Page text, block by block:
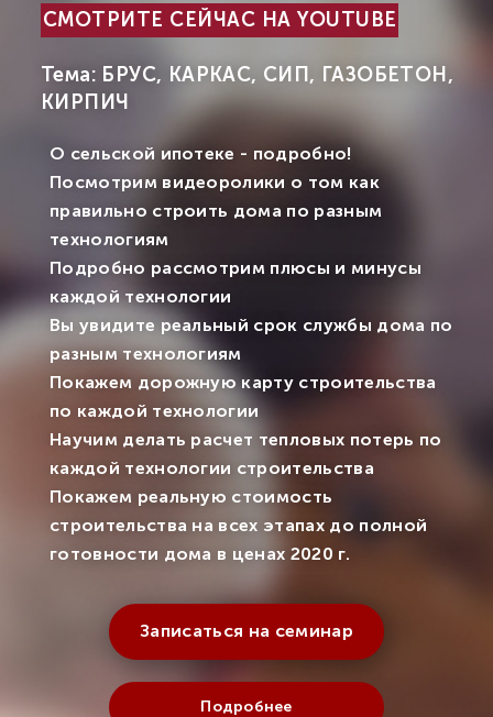
СМОТРИТЕ СЕЙЧАС НА YOUTUBE
Тема: БРУС, КАРКАС, СИП, ГАЗОБЕТОН,
КИРПИЧ
О сельской ипотеке - подробно!
Посмотрим видеоролики о том как
правильно строить дома по разным
технологиям
Подробно рассмотрим плюсы и минусы
каждой технологии
Вы увидите реальный срок службы дома по
разным технологиям
Покажем дорожную карту строительства
по каждой технологии
Научим делать расчет тепловых потерь по
каждой технологии строительства
Покажем реальную стоимость
строительства на всех этапах до полной
готовности дома в ценах 2020 г.
Записаться на семинар
Подробнее